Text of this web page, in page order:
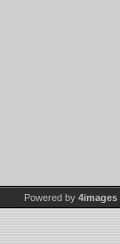
Powered by 4images